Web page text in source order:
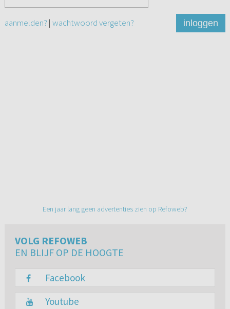
aanmelden? | wachtwoord vergeten? inloggen
Een jaar lang geen advertenties zien op Refoweb?
VOLG REFOWEB
EN BLIJF OP DE HOOGTE
Facebook
Youtube